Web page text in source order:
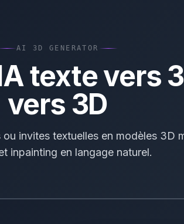
AI 3D GENERATOR
texte vers
vers 3D
invites textuelles en modèles 3D
inpainting en langage naturel.